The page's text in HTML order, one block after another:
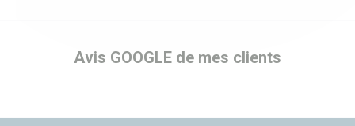
Avis GOOGLE de mes clients